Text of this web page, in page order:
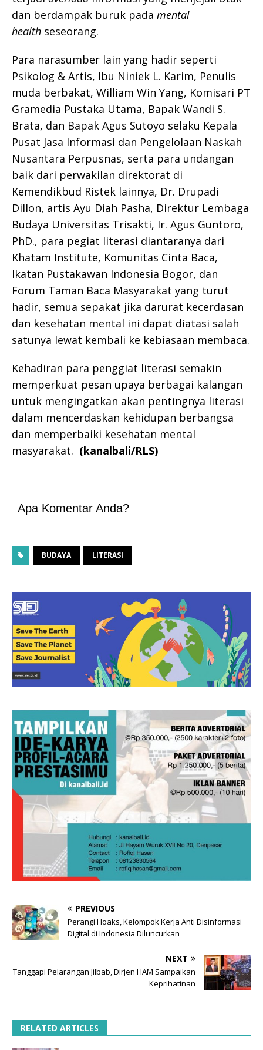
dan berdampak buruk pada mental
health seseorang.
Para narasumber lain yang hadir seperti
Psikolog & Artis, Ibu Niniek L. Karim, Penulis
muda berbakat, William Win Yang, Komisari PT
Gramedia Pustaka Utama, Bapak Wandi S.
Brata, dan Bapak Agus Sutoyo selaku Kepala
Pusat Jasa Informasi dan Pengelolaan Naskah
Nusantara Perpusnas, serta para undangan
baik dari perwakilan direktorat di
Kemendikbud Ristek lainnya, Dr. Drupadi
Dillon, artis Ayu Diah Pasha, Direktur Lembaga
Budaya Universitas Trisakti, Ir. Agus Guntoro,
PhD., para pegiat literasi diantaranya dari
Khatam Institute, Komunitas Cinta Baca,
Ikatan Pustakawan Indonesia Bogor, dan
Forum Taman Baca Masyarakat yang turut
hadir, semua sepakat jika darurat kecerdasan
dan kesehatan mental ini dapat diatasi salah
satunya lewat kembali ke kebiasaan membaca.
Kehadiran para penggiat literasi semakin
memperkuat pesan upaya berbagai kalangan
untuk mengingatkan akan pentingnya literasi
dalam mencerdaskan kehidupan berbangsa
dan memperbaiki kesehatan mental
masyarakat. (kanalbali/RLS)
Apa Komentar Anda?
BUDAYA LITERASI
PREVIOUS
Perangi Hoaks, Kelompok Kerja Anti Disinformasi
Digital di Indonesia Diluncurkan
NEXT
Tanggapi Pelarangan Jilbab, Dirjen HAM Sampaikan
Keprihatinan
RELATED ARTICLES